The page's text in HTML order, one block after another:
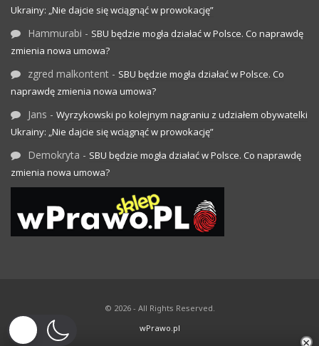
Ukrainy: „Nie dajcie się wciągnąć w prowokację”
Hammurabi - SBU będzie mogła działać w Polsce. Co naprawdę
zmienia nowa umowa?
zgred malkontent - SBU będzie mogła działać w Polsce. Co
naprawdę zmienia nowa umowa?
Jans - Wyrzykowski po kolejnym nagraniu z udziałem obywatelki
Ukrainy: „Nie dajcie się wciągnąć w prowokację”
Demokryta - SBU będzie mogła działać w Polsce. Co naprawdę
zmienia nowa umowa?
© 2026 - All Rights Reserved.
wPrawo.pl
×